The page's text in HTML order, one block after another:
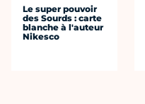
Le super pouvoir
des Sourds : carte
blanche à l'auteur
Nikesco